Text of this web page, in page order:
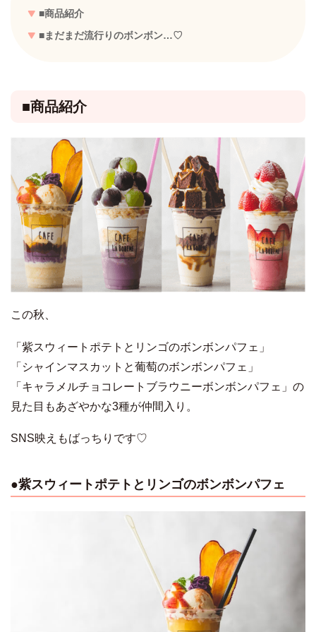
■商品紹介
■まだまだ流行りのボンボン…♡
■商品紹介
この秋、
「紫スウィートポテトとリンゴのボンボンパフェ」
「シャインマスカットと葡萄のボンボンパフェ」
「キャラメルチョコレートブラウニーボンボンパフェ」の
見た目もあざやかな3種が仲間入り。
SNS映えもばっちりです♡
●紫スウィートポテトとリンゴのボンボンパフェ